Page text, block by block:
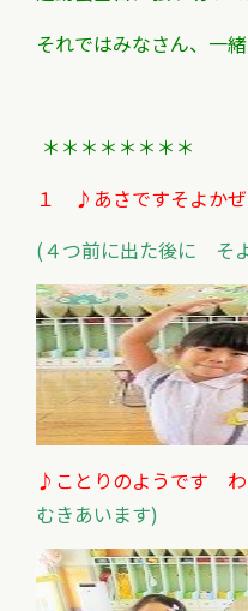
それではみなさん、一
＊＊＊＊＊＊＊＊
１ ♪あさですそよか
(４つ前に出た後に そ
♪ことりのようです わ
むきあいます)